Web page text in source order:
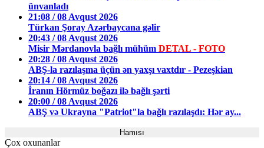
ünvanladı
21:08 / 08 Avqust 2026
Türkan Şoray Azərbaycana gəlir
20:43 / 08 Avqust 2026
Misir Mərdanovla bağlı mühüm DETAL - FOTO
20:28 / 08 Avqust 2026
ABŞ-la razılaşma üçün ən yaxşı vaxtdır - Pezeşkian
20:14 / 08 Avqust 2026
İranın Hörmüz boğazı ilə bağlı şərti
20:00 / 08 Avqust 2026
ABŞ və Ukrayna "Patriot"la bağlı razılaşdı: Hər ay...
Hamısı
Çox oxunanlar